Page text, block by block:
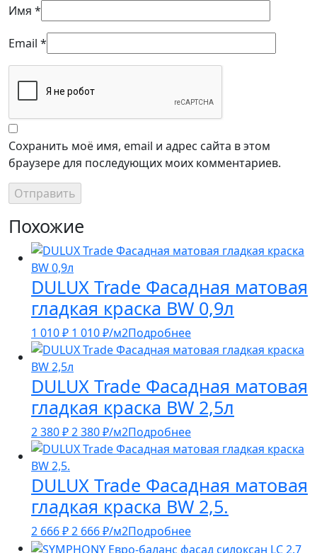
Имя *
Email *
Сохранить моё имя, email и адрес сайта в этом
браузере для последующих моих комментариев.
Похожие
DULUX Trade Фасадная матовая
гладкая краска BW 0,9л
1 010₽ 1 010₽/м2Подробнее
DULUX Trade Фасадная матовая
гладкая краска BW 2,5л
2 380₽2 380₽/м2Подробнее
DULUX Trade Фасадная матовая
гладкая краска BW 2,5.
2 666₽2 666₽/м2Подробнее